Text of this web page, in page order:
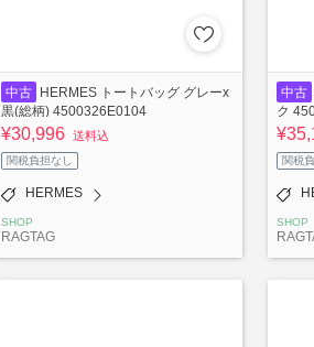
中古
HERMES トートバッグ グレーx
黒(総柄) 4500326E0104
¥30,996 送料込
関税負担なし
HERMES
SHOP
RAGTAG
中古
ク
関税
SHOP